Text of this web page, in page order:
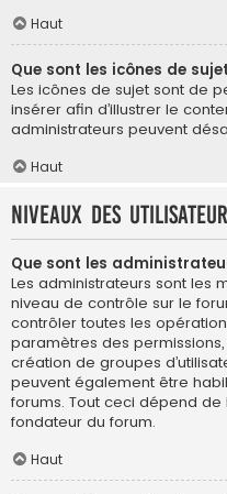
Haut
Que sont les icônes de
Les icônes de sujet sont de
insérer afin d’illustrer le
administrateurs peuvent
Haut
Niveaux des
Que sont les
Les administrateurs sont les
niveau de contrôle sur le
contrôler toutes les
paramètres des permissions,
création de groupes
peuvent également être
forums. Tout ceci dépend
fondateur du forum.
Haut